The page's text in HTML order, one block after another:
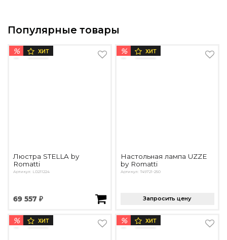
Популярные товары
% ХИТ
Люстра STELLA by
Romatti
Артикул: LD211224
69 557 ₽
% ХИТ
Настольная лампа UZZE
by Romatti
Артикул: T49721-250
Запросить цену
% ХИТ % ХИТ